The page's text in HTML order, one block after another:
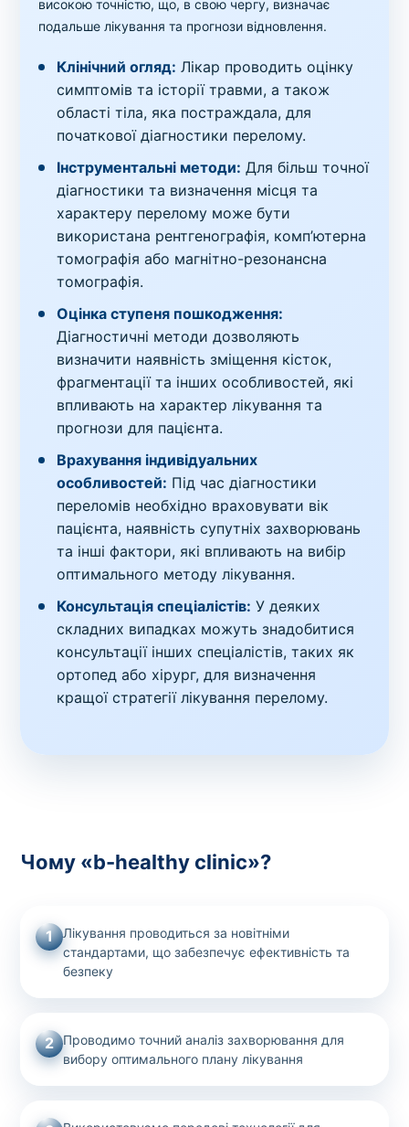
високою точністю, що, в свою чергу, визначає
подальше лікування та прогнози відновлення.
Клінічний огляд: Лікар проводить оцінку
симптомів та історії травми, а також
області тіла, яка постраждала, для
початкової діагностики перелому.
Інструментальні методи: Для більш точної
діагностики та визначення місця та
характеру перелому може бути
використана рентгенографія, комп’ютерна
томографія або магнітно-резонансна
томографія.
Оцінка ступеня пошкодження:
Діагностичні методи дозволяють
визначити наявність зміщення кісток,
фрагментації та інших особливостей, які
впливають на характер лікування та
прогнози для пацієнта.
Врахування індивідуальних
особливостей: Під час діагностики
переломів необхідно враховувати вік
пацієнта, наявність супутніх захворювань
та інші фактори, які впливають на вибір
оптимального методу лікування.
Консультація спеціалістів: У деяких
складних випадках можуть знадобитися
консультації інших спеціалістів, таких як
ортопед або хірург, для визначення
кращої стратегії лікування перелому.
Чому «b-healthy clinic»?
1
Лікування проводиться за новітніми
стандартами, що забезпечує ефективність та
безпеку
2
Проводимо точний аналіз захворювання для
вибору оптимального плану лікування